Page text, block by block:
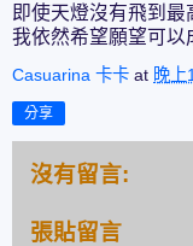
即使天燈沒有飛到最
我依然希望願望可以
Casuarina 卡卡 at 晚上
分享
沒有留言:
張貼留言